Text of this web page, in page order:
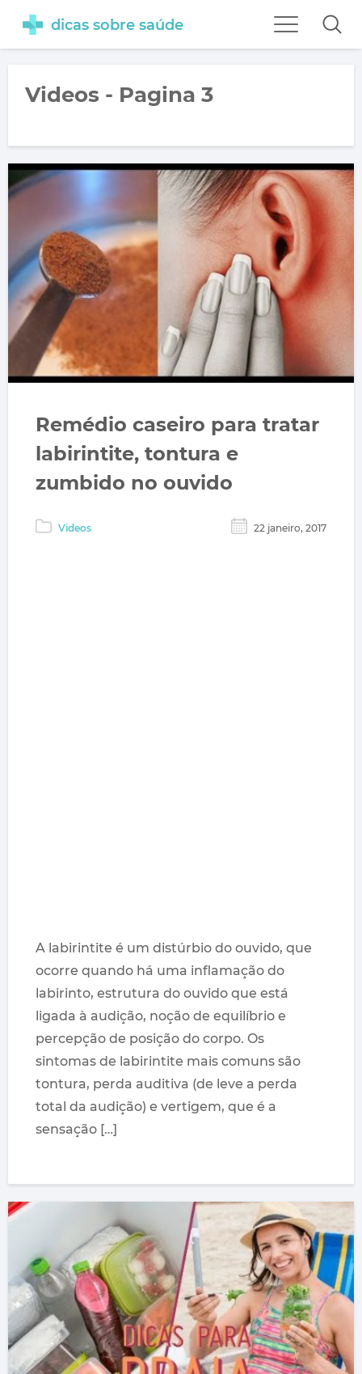
dicas sobre saúde
Videos - Pagina 3
Remédio caseiro para tratar
labirintite, tontura e
zumbido no ouvido
Videos 22 janeiro, 2017
A labirintite é um distúrbio do ouvido, que
ocorre quando há uma inflamação do
labirinto, estrutura do ouvido que está
ligada à audição, noção de equilíbrio e
percepção de posição do corpo. Os
sintomas de labirintite mais comuns são
tontura, perda auditiva (de leve a perda
total da audição) e vertigem, que é a
sensação […]